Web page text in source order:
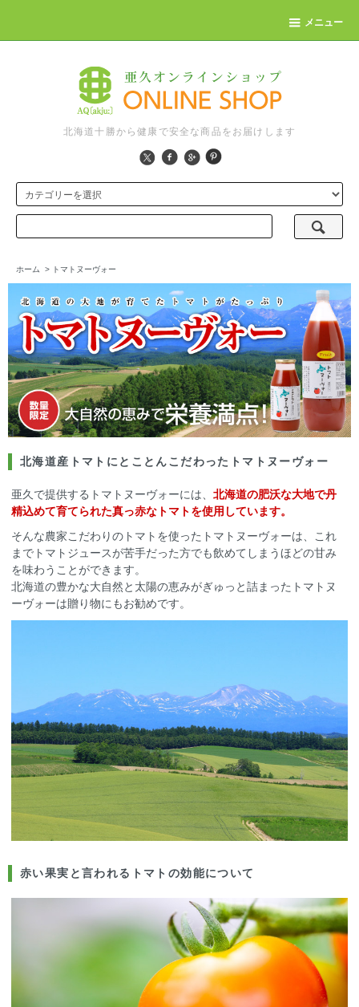
メニュー
北海道十勝から健康で安全な商品をお届けします
ホーム > トマトヌーヴォー
北海道産トマトにとことんこだわったトマトヌーヴォー
亜久で提供するトマトヌーヴォーには、北海道の肥沃な大地で丹
精込めて育てられた真っ赤なトマトを使用しています。
そんな農家こだわりのトマトを使ったトマトヌーヴォーは、これ
までトマトジュースが苦手だった方でも飲めてしまうほどの甘み
を味わうことができます。
北海道の豊かな大自然と太陽の恵みがぎゅっと詰まったトマトヌ
ーヴォーは贈り物にもお勧めです。
赤い果実と言われるトマトの効能について